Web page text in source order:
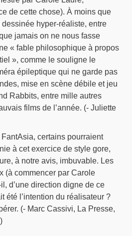
de cette chose). À moins que
hyper-réaliste, entre
jamais on ne nous fasse
« fable philosophique à propos
», comme le souligne le
épileptique qui ne garde pas
mise en scène débile et jeu
Rabbits, entre mille autres
films de l’année. (- Juliette
certains pourraient
à cet exercice de style gore,
à notre avis, imbuvable. Les
(à commencer par Carole
d’une direction digne de ce
été l’intention du réalisateur ?
(- Marc Cassivi, La Presse,